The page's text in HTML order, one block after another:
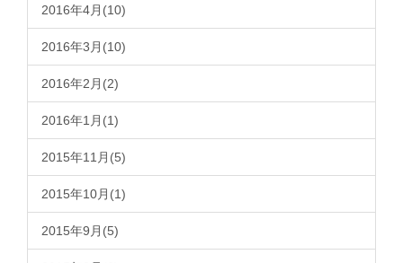
2016年4月(10)
2016年3月(10)
2016年2月(2)
2016年1月(1)
2015年11月(5)
2015年10月(1)
2015年9月(5)